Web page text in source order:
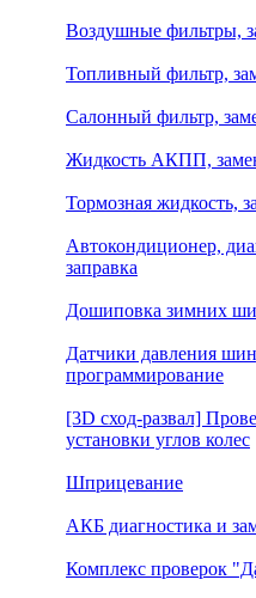
Воздушные фильтры,
Топливный фильтр,
Салонный фильтр,
Жидкость АКПП,
Тормозная жидкость,
Автокондиционер,
заправка
Дошиповка зимних
Датчики давления
программирование
[3D сход-развал]
установки углов колес
Шприцевание
АКБ диагностика и
Комплекс проверок